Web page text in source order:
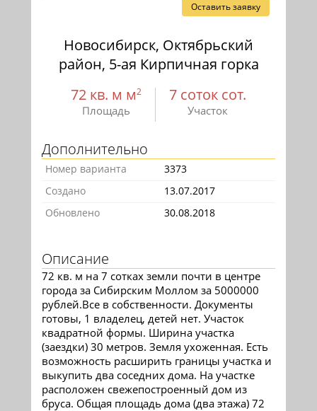
Оставить заявку
Новосибирск, Октябрьский
район, 5-ая Кирпичная горка
72 кв. м м2
Площадь
7 соток сот.
Участок
Дополнительно
Номер варианта
3373
Создано
13.07.2017
Обновлено
30.08.2018
Описание
72 кв. м на 7 сотках земли почти в центре
города за Сибирским Моллом за 5000000
рублей.Все в собственности. Документы
готовы, 1 владелец, детей нет. Участок
квадратной формы. Ширина участка
(заездки) 30 метров. Земля ухоженная. Есть
возможность расширить границы участка и
выкупить два соседних дома. На участке
расположен свежепостроенный дом из
бруса. Общая площадь дома (два этажа) 72